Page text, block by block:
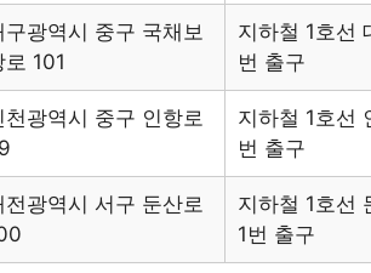
구광역시 중구 국채보
로 101
지하철 1호선
번 출구
천광역시 중구 인항로
지하철 1호선
번 출구
전광역시 서구 둔산로
지하철 1호선
1번 출구